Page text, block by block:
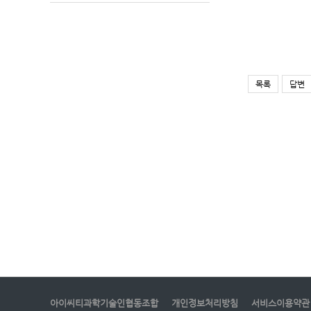
목록 답변
아이씨티과학기술인협동조합 개인정보처리방침 서비스이용약관